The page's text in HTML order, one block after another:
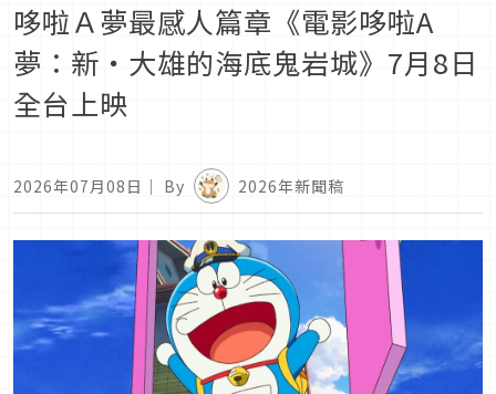
哆啦Ａ夢最感人篇章《電影哆啦A
夢：新‧大雄的海底鬼岩城》7月8日
全台上映
2026年07月08日 ｜ By 2026年新聞稿